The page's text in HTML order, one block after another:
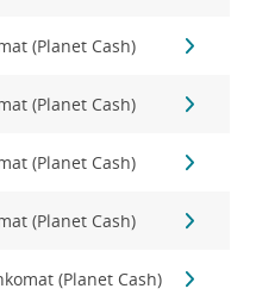
(Planet Cash)
(Planet Cash)
(Planet Cash)
(Planet Cash)
(Planet Cash)